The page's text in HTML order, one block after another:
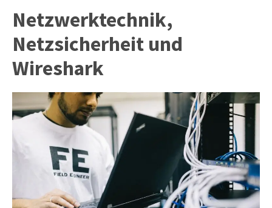
Netzwerktechnik,
Netzsicherheit und
Wireshark